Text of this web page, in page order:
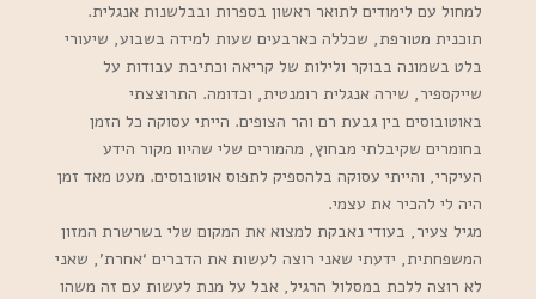
למחול עם לימודים לתואר ראשון בספרות ובבלשנות אנגלית.
תוכנית מטורפת, שכללה כארבעים שעות למידה בשבוע, שיעורי
בלט בשמונה בבוקר ולילות של קריאה וכתיבת עבודות על
שייקספיר, שירה אנגלית רומנטית, וכדומה. התרוצצתי
באוטובוסים בין גבעת רם והר הצופים. הייתי עסוקה כל הזמן
בחומרים שקיבלתי מבחוץ, מהמורים שלי שהיוו מקור הידע
העיקרי, והייתי עסוקה בלהספיק לתפוס אוטובוסים. מעט מאד זמן
היה לי להכיר את עצמי.
מגיל צעיר, בעודי נאבקת למצוא את המקום שלי בשרשרת המזון
המשפחתית, ידעתי שאני רוצה לעשות את הדברים ‘אחרת’, שאני
לא רוצה ללכת במסלול הרגיל, אבל על מנת לעשות עם זה משהו